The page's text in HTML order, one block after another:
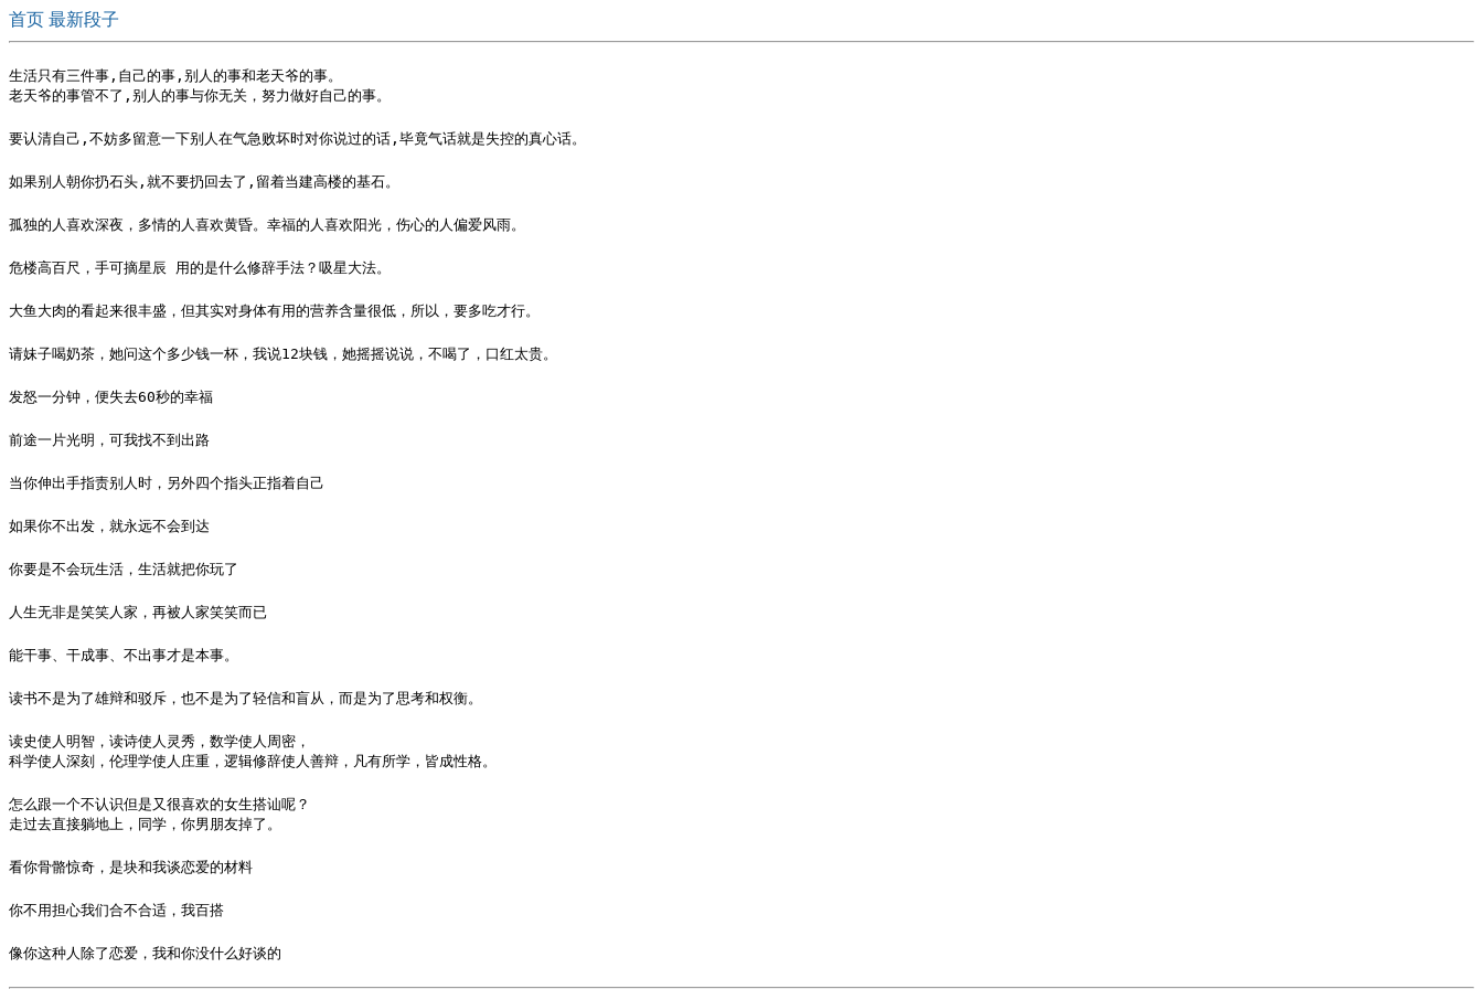
首页 最新段子
生活只有三件事,自己的事,别人的事和老天爷的事。
老天爷的事管不了,别人的事与你无关，努力做好自己的事。
要认清自己,不妨多留意一下别人在气急败坏时对你说过的话,毕竟气话就是失控的真心话。
如果别人朝你扔石头,就不要扔回去了,留着当建高楼的基石。
孤独的人喜欢深夜，多情的人喜欢黄昏。幸福的人喜欢阳光，伤心的人偏爱风雨。
危楼高百尺，手可摘星辰 用的是什么修辞手法？吸星大法。
大鱼大肉的看起来很丰盛，但其实对身体有用的营养含量很低，所以，要多吃才行。
请妹子喝奶茶，她问这个多少钱一杯，我说12块钱，她摇摇说说，不喝了，口红太贵。
发怒一分钟，便失去60秒的幸福
前途一片光明，可我找不到出路
当你伸出手指责别人时，另外四个指头正指着自己
如果你不出发，就永远不会到达
你要是不会玩生活，生活就把你玩了
人生无非是笑笑人家，再被人家笑笑而已
能干事、干成事、不出事才是本事。
读书不是为了雄辩和驳斥，也不是为了轻信和盲从，而是为了思考和权衡。
读史使人明智，读诗使人灵秀，数学使人周密，
科学使人深刻，伦理学使人庄重，逻辑修辞使人善辩，凡有所学，皆成性格。
怎么跟一个不认识但是又很喜欢的女生搭讪呢？
走过去直接躺地上，同学，你男朋友掉了。
看你骨骼惊奇，是块和我谈恋爱的材料
你不用担心我们合不合适，我百搭
像你这种人除了恋爱，我和你没什么好谈的